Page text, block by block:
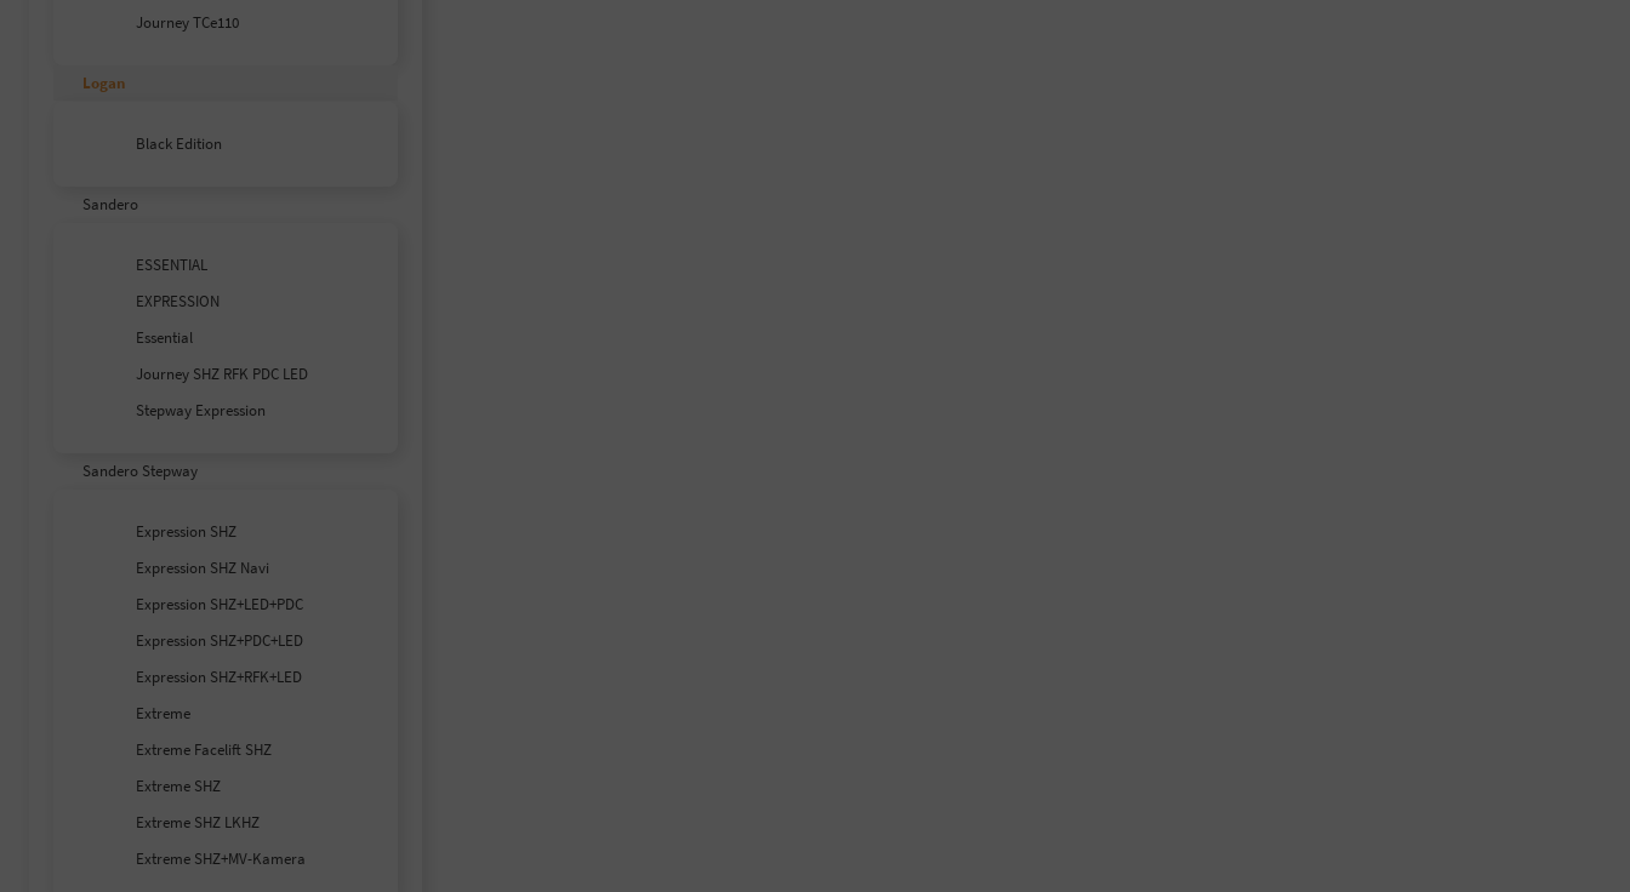
Journey TCe110
Logan
Black Edition
Sandero
ESSENTIAL
EXPRESSION
Essential
Journey SHZ RFK PDC LED
Stepway Expression
Sandero Stepway
Expression SHZ
Expression SHZ Navi
Expression SHZ+LED+PDC
Expression SHZ+PDC+LED
Expression SHZ+RFK+LED
Extreme
Extreme Facelift SHZ
Extreme SHZ
Extreme SHZ LKHZ
Extreme SHZ+MV-Kamera